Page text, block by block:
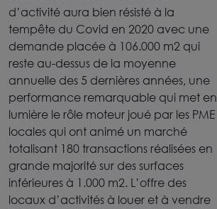
d’activité aura bien résisté à la
tempête du Covid en 2020 avec une
demande placée à 106.000 m2 qui
reste au-dessus de la moyenne
annuelle des 5 dernières années, une
performance remarquable qui met en
lumière le rôle moteur joué par les PME
locales qui ont animé un marché
totalisant 180 transactions réalisées en
grande majorité sur des surfaces
inférieures à 1.000 m2. L’offre des
locaux d’activités à louer et à vendre